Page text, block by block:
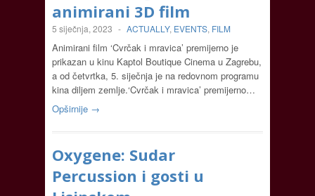
animirani 3D film
5 siječnja, 2023 - ACTUALLY, EVENTS, FILM
Animirani film ‘Cvrčak i mravica’ premijerno je
prikazan u kinu Kaptol Boutique Cinema u Zagrebu,
a od četvrtka, 5. siječnja je na redovnom programu
kina diljem zemlje.‘Cvrčak i mravica’ premijerno…
Opširnije →
Oxygene: Sudar
Percussion i gosti u